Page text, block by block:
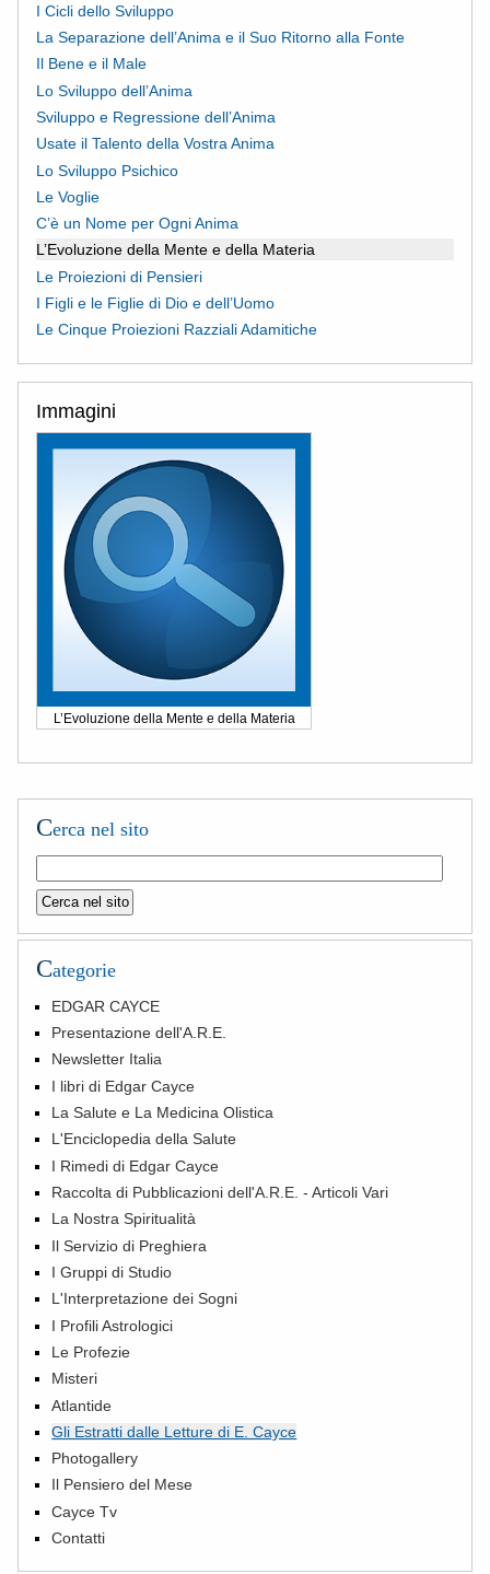
I Cicli dello Sviluppo
La Separazione dell’Anima e il Suo Ritorno alla Fonte
Il Bene e il Male
Lo Sviluppo dell’Anima
Sviluppo e Regressione dell’Anima
Usate il Talento della Vostra Anima
Lo Sviluppo Psichico
Le Voglie
C’è un Nome per Ogni Anima
L’Evoluzione della Mente e della Materia
Le Proiezioni di Pensieri
I Figli e le Figlie di Dio e dell’Uomo
Le Cinque Proiezioni Razziali Adamitiche
Immagini
L’Evoluzione della Mente e della Materia
Cerca nel sito
Categorie
EDGAR CAYCE
Presentazione dell'A.R.E.
Newsletter Italia
I libri di Edgar Cayce
La Salute e La Medicina Olistica
L'Enciclopedia della Salute
I Rimedi di Edgar Cayce
Raccolta di Pubblicazioni dell'A.R.E. - Articoli Vari
La Nostra Spiritualità
Il Servizio di Preghiera
I Gruppi di Studio
L'Interpretazione dei Sogni
I Profili Astrologici
Le Profezie
Misteri
Atlantide
Gli Estratti dalle Letture di E. Cayce
Photogallery
Il Pensiero del Mese
Cayce Tv
Contatti